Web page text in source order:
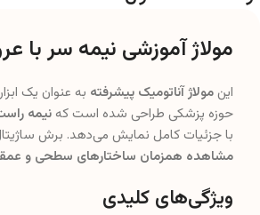
مولاژ آموزشی نیمه سر با
اینمولاژ آناتومیک پیشرفته به عنوان یک
حوزه پزشکی طراحی شده است که نیمه
با جزئیات کامل نمایش می‌دهد. برش
مشاهده همزمان ساختارهای سطحی و
ویژگی‌های کلیدی